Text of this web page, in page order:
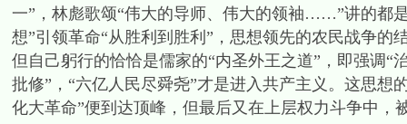
一”，林彪歌颂“伟大的导师、伟大的领袖……”讲的都
想”引领革命“从胜利到胜利”，思想领先的农民战争
但自己躬行的恰恰是儒家的“内圣外王之道”，即强调“
批修”，“六亿人民尽舜尧”才是进入共产主义。这思想
化大革命”便到达顶峰，但最后又在上层权力斗争中，